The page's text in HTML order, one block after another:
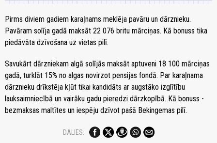
Pirms diviem gadiem karaļnams meklēja pavāru un dārznieku.
Pavāram solīja gadā maksāt 22 076 britu mārciņas. Kā bonuss tika
piedāvāta dzīvošana uz vietas pilī.
Savukārt dārzniekam algā solījās maksāt aptuveni 18 100 mārciņas
gadā, turklāt 15% no algas novirzot pensijas fondā. Par karaļnama
dārznieku drīkstēja kļūt tikai kandidāts ar augstāko izglītību
lauksaimniecībā un vairāku gadu pieredzi dārzkopībā. Kā bonuss -
bezmaksas maltītes un iespēju dzīvot pašā Bekingemas pilī.
DALIES: